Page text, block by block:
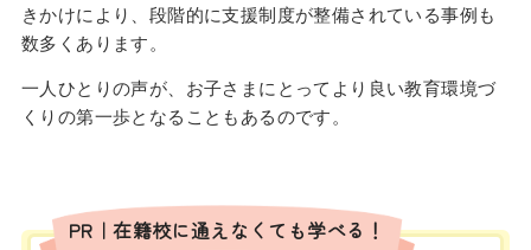
きかけにより、段階的に支援制度が整備されている事例も
数多くあります。
一人ひとりの声が、お子さまにとってより良い教育環境づ
くりの第一歩となることもあるのです。
PR｜在籍校に通えなくても学べる！